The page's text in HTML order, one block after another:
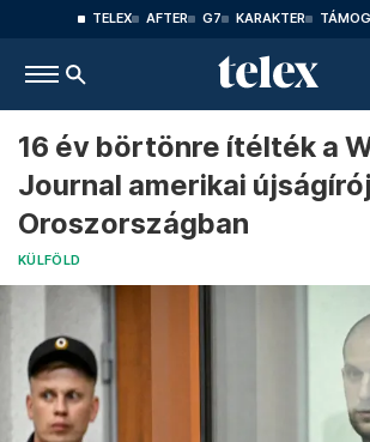
TELEX AFTER G7 KARAKTER
16 év börtönre ítélték a
Journal amerikai
Oroszországban
KÜLFÖLD